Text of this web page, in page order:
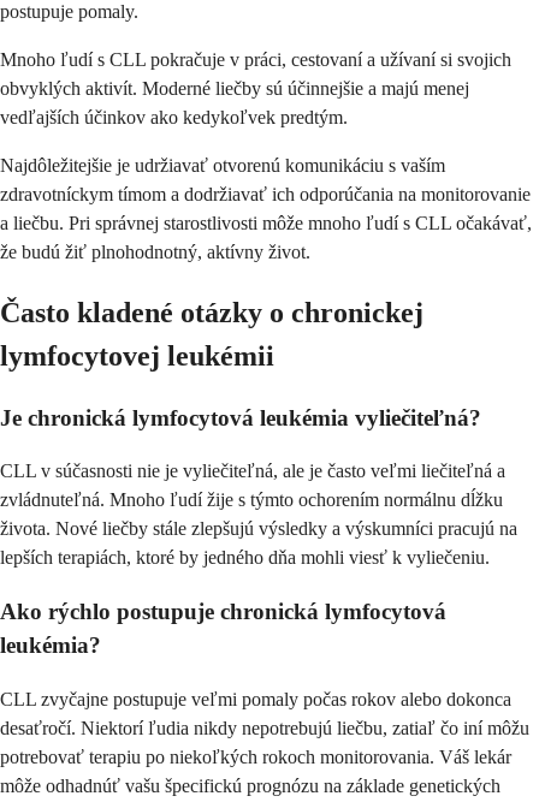
postupuje pomaly.
Mnoho ľudí s CLL pokračuje v práci, cestovaní a užívaní si svojich
obvyklých aktivít. Moderné liečby sú účinnejšie a majú menej
vedľajších účinkov ako kedykoľvek predtým.
Najdôležitejšie je udržiavať otvorenú komunikáciu s vaším
zdravotníckym tímom a dodržiavať ich odporúčania na monitorovanie
a liečbu. Pri správnej starostlivosti môže mnoho ľudí s CLL očakávať,
že budú žiť plnohodnotný, aktívny život.
Často kladené otázky o chronickej
lymfocytovej leukémii
Je chronická lymfocytová leukémia vyliečiteľná?
CLL v súčasnosti nie je vyliečiteľná, ale je často veľmi liečiteľná a
zvládnuteľná. Mnoho ľudí žije s týmto ochorením normálnu dĺžku
života. Nové liečby stále zlepšujú výsledky a výskumníci pracujú na
lepších terapiách, ktoré by jedného dňa mohli viesť k vyliečeniu.
Ako rýchlo postupuje chronická lymfocytová
leukémia?
CLL zvyčajne postupuje veľmi pomaly počas rokov alebo dokonca
desaťročí. Niektorí ľudia nikdy nepotrebujú liečbu, zatiaľ čo iní môžu
potrebovať terapiu po niekoľkých rokoch monitorovania. Váš lekár
môže odhadnúť vašu špecifickú prognózu na základe genetických